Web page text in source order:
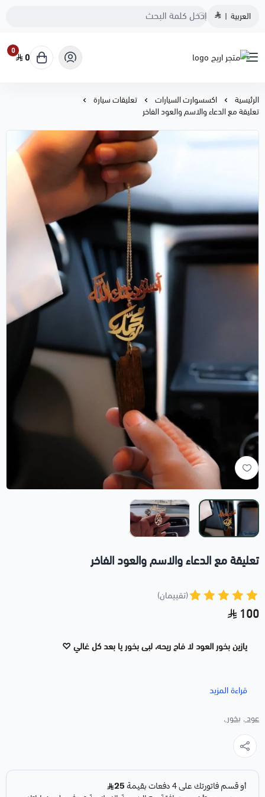
العربية |
متجر اريج
0
0
الرئيسية اكسسوارت السيارات
تعليقات سيارة
تعليقة مع الدعاء والاسم والعود الفاخر
تعليقة مع الدعاء والاسم والعود الفاخر
(تقييمان)
100
يازين بخور العود لا فاح ريحه، لبى بخور يا بعد كل غالي ♡
تعليقة عود نوع موروكي فاخر
مع رسمة حصان
قراءة المزيد
عود , بخور ,